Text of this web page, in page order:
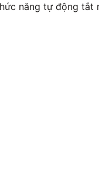
năng tự động